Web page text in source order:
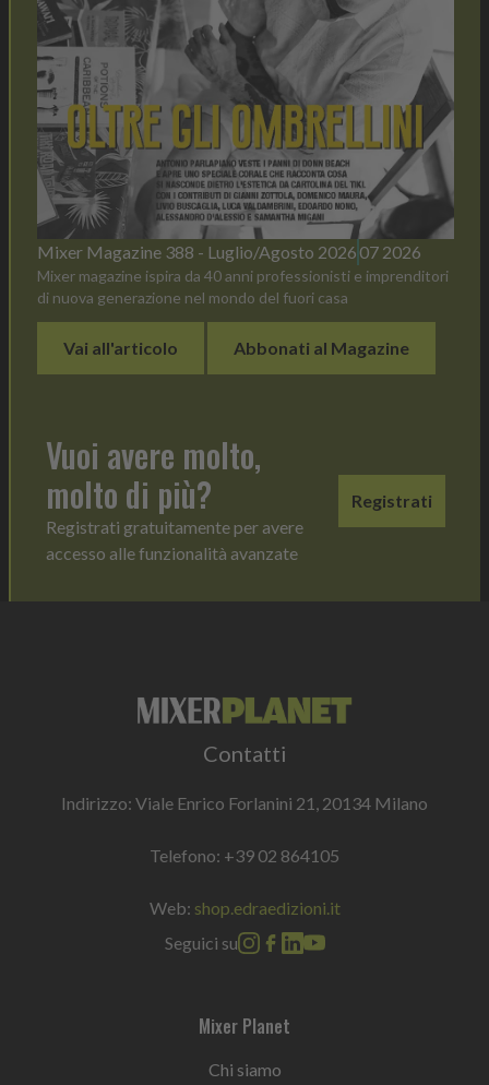
Mixer Magazine 388 - Luglio/Agosto 2026 07 2026
Mixer magazine ispira da 40 anni professionisti e imprenditori
di nuova generazione nel mondo del fuori casa
Vai all'articolo Abbonati al Magazine
Vuoi avere molto,
molto di più?
Registrati gratuitamente per avere
accesso alle funzionalità avanzate
Registrati
Contatti
Indirizzo: Viale Enrico Forlanini 21, 20134 Milano
Telefono: +39 02 864105
Web: shop.edraedizioni.it
Seguici su
Mixer Planet
Chi siamo